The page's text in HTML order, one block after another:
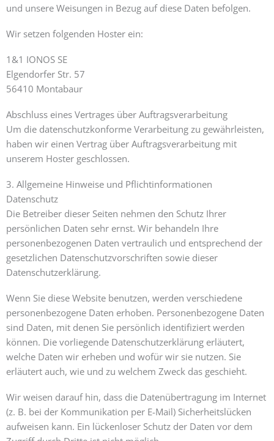
und unsere Weisungen in Bezug auf diese Daten befolgen.
Wir setzen folgenden Hoster ein:
1&1 IONOS SE
Elgendorfer Str. 57
56410 Montabaur
Abschluss eines Vertrages über Auftragsverarbeitung
Um die datenschutzkonforme Verarbeitung zu gewährleisten,
haben wir einen Vertrag über Auftragsverarbeitung mit
unserem Hoster geschlossen.
3. Allgemeine Hinweise und Pflicht­informationen
Datenschutz
Die Betreiber dieser Seiten nehmen den Schutz Ihrer
persönlichen Daten sehr ernst. Wir behandeln Ihre
personenbezogenen Daten vertraulich und entsprechend der
gesetzlichen Datenschutzvorschriften sowie dieser
Datenschutzerklärung.
Wenn Sie diese Website benutzen, werden verschiedene
personenbezogene Daten erhoben. Personenbezogene Daten
sind Daten, mit denen Sie persönlich identifiziert werden
können. Die vorliegende Datenschutzerklärung erläutert,
welche Daten wir erheben und wofür wir sie nutzen. Sie
erläutert auch, wie und zu welchem Zweck das geschieht.
Wir weisen darauf hin, dass die Datenübertragung im Internet
(z. B. bei der Kommunikation per E-Mail) Sicherheitslücken
aufweisen kann. Ein lückenloser Schutz der Daten vor dem